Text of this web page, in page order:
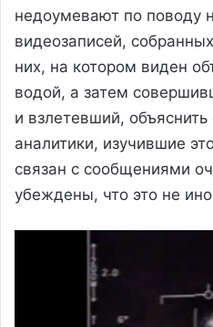
недоумевают по поводу
видеозаписей,
них, на котором виден
водой, а затем
и взлетевший,
аналитики, изучившие
связан с сообщениями
убеждены, что это не